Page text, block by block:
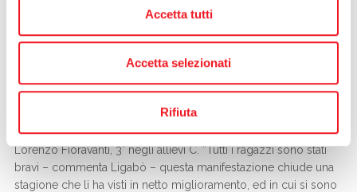
Accetta tutti
Accetta selezionati
Rifiuta
cadetti) e ancora di Bustaffa, con il singolo cadetti. Forse la
soddisfazione più grande per gli allenatori
e
cadetti (Bustaffa,Riccardo Rebecchi, Maioni, Bonazzi) un
esperimento ben riuscito grazie alla abilità dei ragazzi di
trovare in breve tempo la giusta sintonia. Sul podio anche
Lorenzo Fioravanti, 3° negli allievi C. “Tutti i ragazzi sono stati
bravi – commenta Ligabò – questa manifestazione chiude una
stagione che li ha visti in netto miglioramento, ed in cui si sono